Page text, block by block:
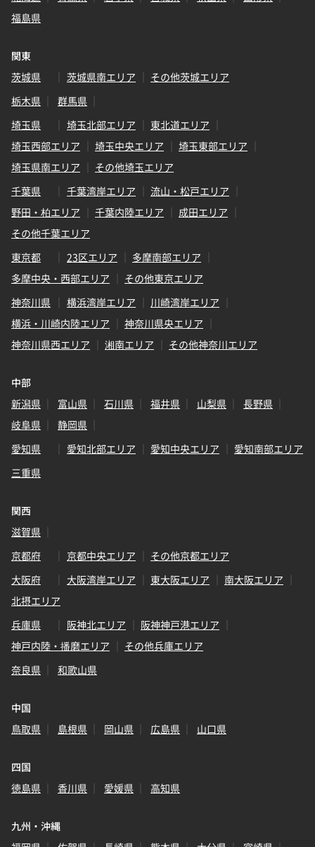
福島県
関東
茨城県
茨城県南エリア
その他茨城エリア
栃木県
群馬県
埼玉県
埼玉北部エリア
東北道エリア
埼玉西部エリア
埼玉中央エリア
埼玉東部エリア
埼玉県南エリア
その他埼玉エリア
千葉県
千葉湾岸エリア
流山・松戸エリア
野田・柏エリア
千葉内陸エリア
成田エリア
その他千葉エリア
東京都
23区エリア
多摩南部エリア
多摩中央・西部エリア
その他東京エリア
神奈川県
横浜湾岸エリア
川崎湾岸エリア
横浜・川崎内陸エリア
神奈川県央エリア
神奈川県西エリア
湘南エリア その他神奈川エリア
中部
新潟県
富山県 石川県 福井県 山梨県
長野県
岐阜県
静岡県
愛知県
愛知北部エリア 愛知中央エリア
愛知南部エリア
三重県
関西
滋賀県
京都府
京都中央エリア
その他京都エリア
大阪府
大阪湾岸エリア 東大阪エリア
南大阪エリア
北摂エリア
兵庫県
阪神北エリア
阪神神戸港エリア
神戸内陸・播磨エリア
その他兵庫エリア
奈良県
和歌山県
中国
鳥取県
島根県 岡山県 広島県 山口県
四国
徳島県
香川県 愛媛県 高知県
九州・沖縄